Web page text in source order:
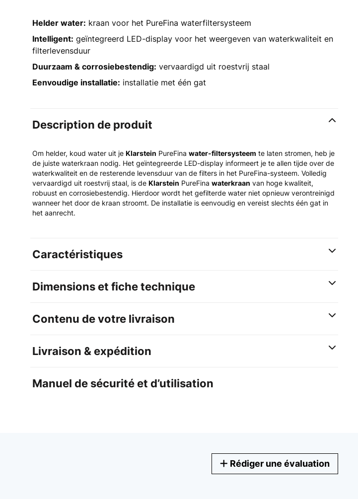
Helder water: kraan voor het PureFina waterfiltersysteem
Intelligent: geïntegreerd LED-display voor het weergeven van waterkwaliteit en
filterlevensduur
Duurzaam & corrosiebestendig: vervaardigd uit roestvrij staal
Eenvoudige installatie: installatie met één gat
Description de produit
Om helder, koud water uit je Klarstein PureFina water-filtersysteem te laten stromen, heb je
de juiste waterkraan nodig. Het geïntegreerde LED-display informeert je te allen tijde over de
waterkwaliteit en de resterende levensduur van de filters in het PureFina-systeem. Volledig
vervaardigd uit roestvrij staal, is de Klarstein PureFina waterkraan van hoge kwaliteit,
robuust en corrosiebestendig. Hierdoor wordt het gefilterde water niet opnieuw verontreinigd
wanneer het door de kraan stroomt. De installatie is eenvoudig en vereist slechts één gat in
het aanrecht.
Caractéristiques
Dimensions et fiche technique
Contenu de votre livraison
Livraison & expédition
Manuel de sécurité et d’utilisation
Rédiger une évaluation